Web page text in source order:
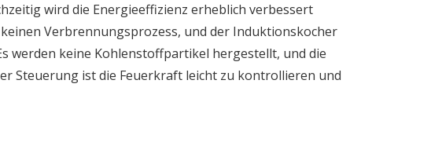
wird die Energieeffizienz erheblich verbessert
Verbrennungsprozess, und der Induktionskocher
werden keine Kohlenstoffpartikel hergestellt, und die
Steuerung ist die Feuerkraft leicht zu kontrollieren und